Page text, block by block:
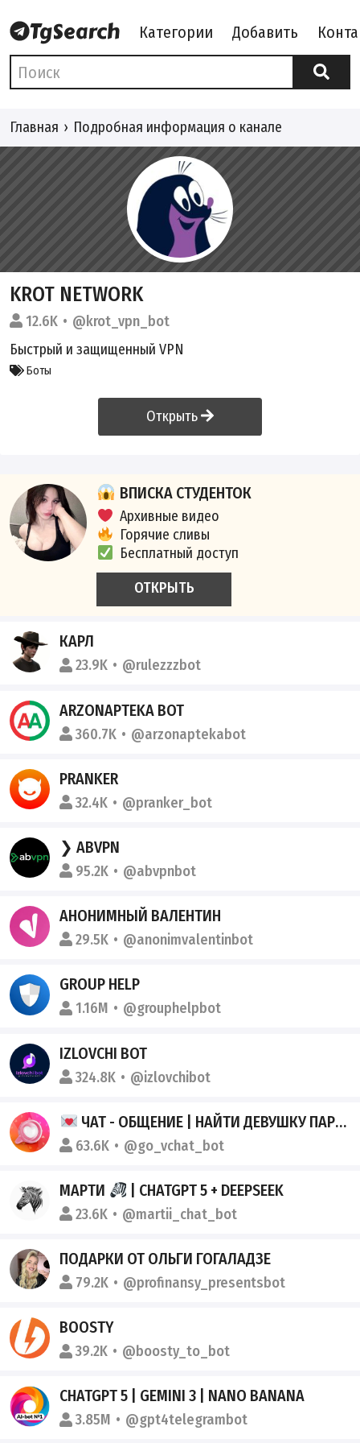
Категории Добавить
Главная Подробная информация о канале
KROT NETWORK
12.6K
@krot_vpn_bot
Быстрый и защищенный VPN
Боты
Открыть
ВПИСКА СТУДЕНТОК
Архивные видео
Горячие сливы
Бесплатный доступ
ОТКРЫТЬ
КАРЛ
23.9K @rulezzzbot
ARZONAPTEKA BOT
360.7K @arzonaptekabot
PRANKER
32.4K @pranker_bot
❯ ABVPN
95.2K @abvpnbot
АНОНИМНЫЙ ВАЛЕНТИН
29.5K @anonimvalentinbot
GROUP HELP
1.16M @grouphelpbot
IZLOVCHI BOT
324.8K @izlovchibot
ЧАТ - ОБЩЕНИЕ | НАЙТИ ДЕВУШКУ ПАРНЯ ДРУЗЕЙ 18+ | ПОШЛЫЙ ВИРТ
63.6K @go_vchat_bot
МАРТИ | CHATGPT 5 + DEEPSEEK
23.6K @martii_chat_bot
ПОДАРКИ ОТ ОЛЬГИ ГОГАЛАДЗЕ
79.2K @profinansy_presentsbot
BOOSTY
39.2K @boosty_to_bot
CHATGPT 5 | GEMINI 3 | NANO BANANA
3.85M @gpt4telegrambot